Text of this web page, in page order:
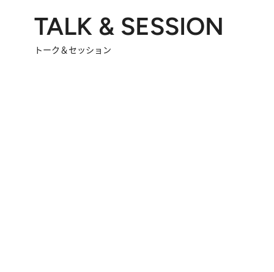
TALK & SESSION
トーク＆セッション